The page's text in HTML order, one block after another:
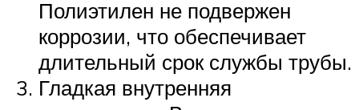
Полиэтилен не подвержен
коррозии, что обеспечивает
длительный срок службы трубы.
Гладкая внутренняя